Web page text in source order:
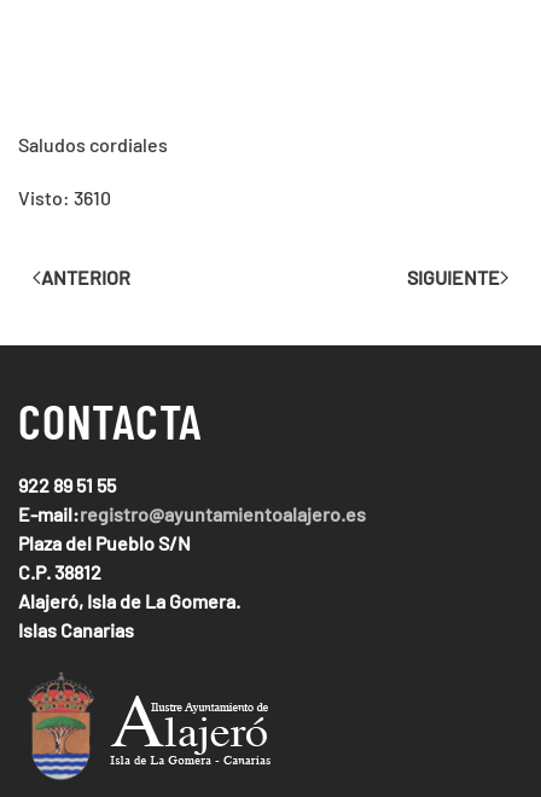
Saludos cordiales
Visto: 3610
ANTERIOR SIGUIENTE
CONTACTA
922 89 51 55
E-mail:registro@ayuntamientoalajero.es
Plaza del Pueblo S/N
C.P. 38812
Alajeró, Isla de La Gomera.
Islas Canarias